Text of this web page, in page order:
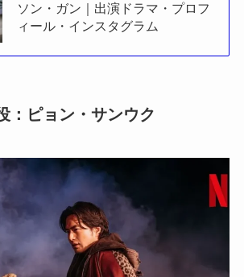
ソン・ガン｜出演ドラマ・プロフ
ィール・インスタグラム
：ピョン・サンウク